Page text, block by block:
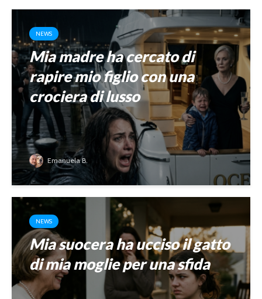
NEWS
Mia madre ha cercato di
rapire mio figlio con una
crociera di lusso
Emanuela B.
NEWS
Mia suocera ha ucciso il gatto
di mia moglie per una sfida